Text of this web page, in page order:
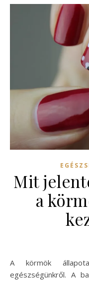
Mit
a
A körmök állapota sok mindent elárulhat az
egészségünkről. A